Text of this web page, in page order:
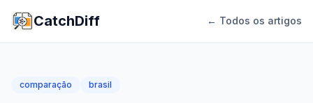
CatchDiff ← Todos os artigos
comparação brasil